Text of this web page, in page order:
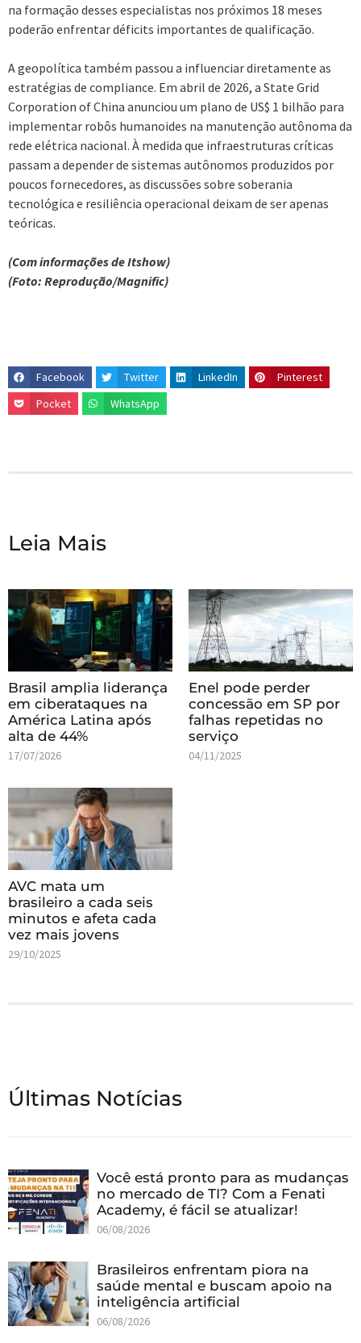
na formação desses especialistas nos próximos 18 meses
poderão enfrentar déficits importantes de qualificação.
A geopolítica também passou a influenciar diretamente as
estratégias de compliance. Em abril de 2026, a State Grid
Corporation of China anunciou um plano de US$ 1 bilhão para
implementar robôs humanoides na manutenção autônoma da
rede elétrica nacional. À medida que infraestruturas críticas
passam a depender de sistemas autônomos produzidos por
poucos fornecedores, as discussões sobre soberania
tecnológica e resiliência operacional deixam de ser apenas
teóricas.
(Com informações de Itshow)
(Foto: Reprodução/Magnific)
Facebook Twitter LinkedIn
Pinterest
Pocket
WhatsApp
Leia Mais
Brasil amplia liderança
em ciberataques na
América Latina após
alta de 44%
17/07/2026
Enel pode perder
concessão em SP por
falhas repetidas no
serviço
04/11/2025
AVC mata um
brasileiro a cada seis
minutos e afeta cada
vez mais jovens
29/10/2025
Últimas Notícias
Você está pronto para as mudanças
no mercado de TI? Com a Fenati
Academy, é fácil se atualizar!
06/08/2026
Brasileiros enfrentam piora na
saúde mental e buscam apoio na
inteligência artificial
06/08/2026